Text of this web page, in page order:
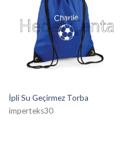
İpli Su Geçirmez Torba
imperteks30